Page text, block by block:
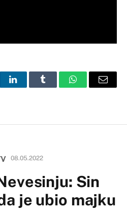
LinkedInTumblr WhatsAppEmail
08.05.2022
Sin
je ubio majku